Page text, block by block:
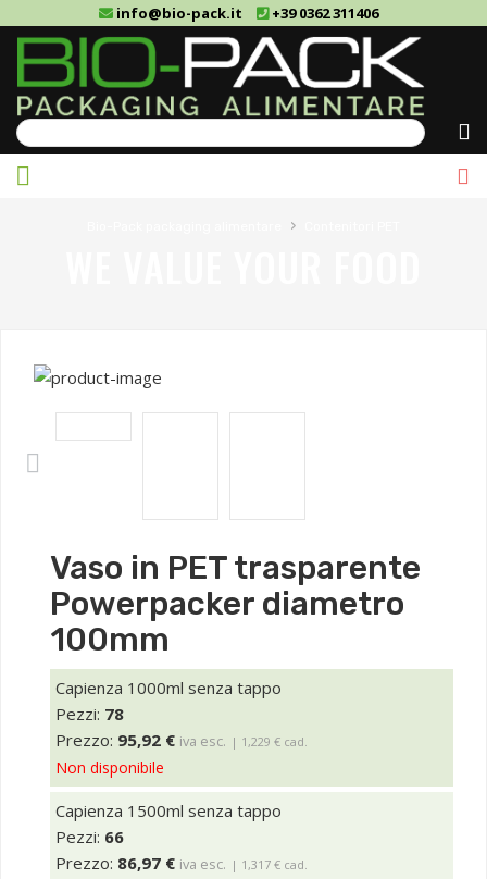
info@bio-pack.it +39 0362 311406
›
Vaso in PET trasparente
Powerpacker diametro
100mm
Capienza 1000ml senza tappo
Pezzi: 78
Prezzo: 95,92 € iva esc. | 1,229 € cad.
Non disponibile
Capienza 1500ml senza tappo
Pezzi: 66
Prezzo: 86,97 € iva esc. | 1,317 € cad.